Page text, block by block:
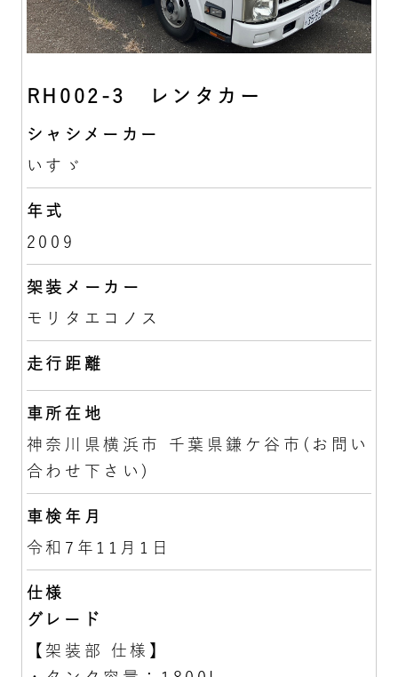
RH002-3 レンタカー
シャシメーカー
いすゞ
年式
2009
架装メーカー
モリタエコノス
走行距離
車所在地
神奈川県横浜市 千葉県鎌ケ谷市(お問い
合わせ下さい)
車検年月
令和7年11月1日
仕様
グレード
【架装部 仕様】